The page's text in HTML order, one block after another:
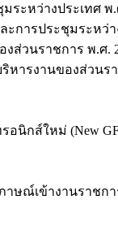
ะหว่างประเทศ พ
ารประชุมระหว่า
งส่วนราชการ พ.ศ.
หารงานของส่วนร
นิกส์ใหม่ (New
าษณ์เข้างานราชกา